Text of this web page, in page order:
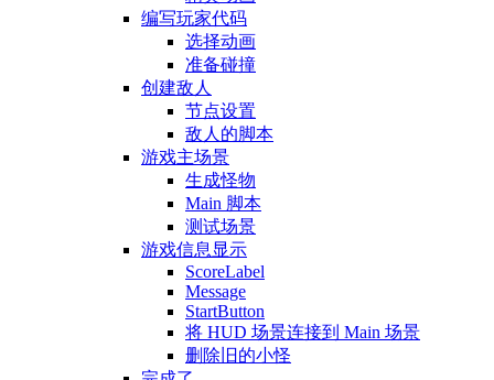
编写玩家代码
选择动画
准备碰撞
创建敌人
节点设置
敌人的脚本
游戏主场景
生成怪物
Main 脚本
测试场景
游戏信息显示
ScoreLabel
Message
StartButton
将 HUD 场景连接到 Main 场景
删除旧的小怪